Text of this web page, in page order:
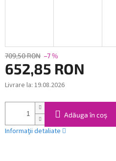
709,50 RON –7 %
652,85 RON
Evaluare
Livrare la: 19.08.2026
Adăuga în coş
Informaţii detaliate